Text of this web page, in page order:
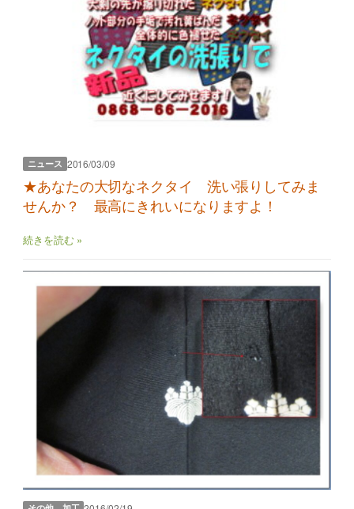
ニュース 2016/03/09
★あなたの大切なネクタイ 洗い張りしてみま
せんか？ 最高にきれいになりますよ！
続きを読む »